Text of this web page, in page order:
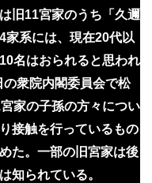
旧11宮家のうち「久邇
家系には、現在20代以
名はおられると思われ
衆院内閣委員会で松
家の子孫の方々につい
接触を行っているもの
た。一部の旧宮家は後
知られている。